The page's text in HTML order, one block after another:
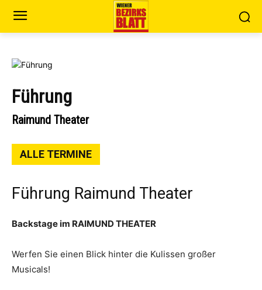
Führung
Raimund Theater
ALLE TERMINE
Führung Raimund Theater
Backstage im RAIMUND THEATER
Werfen Sie einen Blick hinter die Kulissen großer
Musicals!